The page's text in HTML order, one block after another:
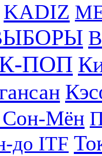
KADIZ
ПОП
Мён
до ITF